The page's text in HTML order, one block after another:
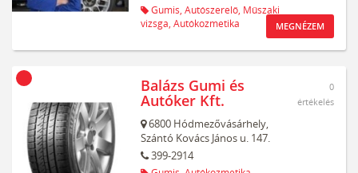
Gumis, Autószerelő, Műszaki
vizsga, Autókozmetika MEGNÉZEM
Balázs Gumi és
Autóker Kft.
6800 Hódmezővásárhely,
Szántó Kovács János u. 147.
399-2914
0
értékelés